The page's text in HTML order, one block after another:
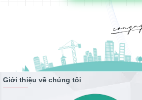
Giới thiệu về chúng tôi